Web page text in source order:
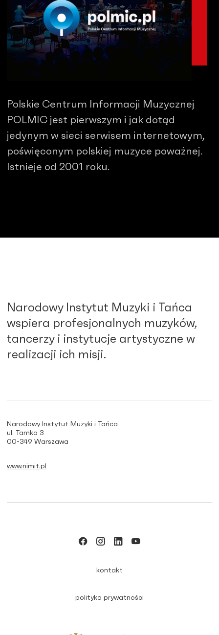
Polskie Centrum Informacji Muzycznej
POLMIC jest pierwszym i jak dotąd
jedynym w sieci serwisem internetowym,
poświęconym polskiej muzyce poważnej.
Istnieje od 2001 roku.
Narodowy Instytut Muzyki i Tańca
wspiera profesjonalnych muzyków,
tancerzy i instytucje artystyczne w
realizacji ich misji.
Narodowy Instytut Muzyki i Tańca
ul. Tamka 3
00-349 Warszawa
www.nimit.pl
kontakt
polityka prywatności